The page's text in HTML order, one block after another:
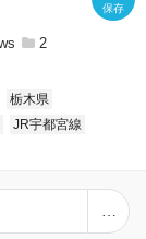
2
栃木県
JR宇都宮線